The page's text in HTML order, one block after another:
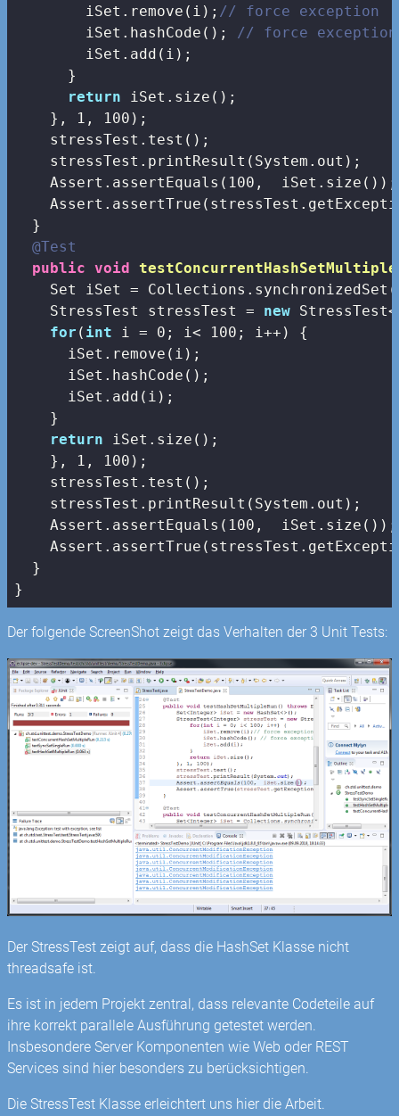
        iSet.remove(i);
// force exception
        iSet.hashCode();
// force exception
        iSet.add(i);
      }
return iSet.size();
    },
1 , 100 );
    stressTest.test();
    stressTest.printResult(System.out);
    Assert.assertEquals(
100 ,  iSet.size());
  }
@Test
public void
    Set
iSet = Collections.synchronizedSet(
    StressTest
stressTest = new
for ( int i = 0 ; i< 100 ; i++) {
      iSet.remove(i);
      iSet.hashCode();
      iSet.add(i);
    }
return iSet.size();
    },
1 , 100 );
    stressTest.test();
    stressTest.printResult(System.out);
    Assert.assertEquals(
100 ,  iSet.size());
  }
}
Der folgende ScreenShot zeigt das Verhalten der 3 Unit Tests:
Der StressTest zeigt auf, dass die HashSet Klasse nicht
threadsafe ist.
Es ist in jedem Projekt zentral, dass relevante Codeteile auf
ihre korrekt parallele Ausführung getestet werden.
Insbesondere Server Komponenten wie Web oder REST
Services sind hier besonders zu berücksichtigen.
Die StressTest Klasse erleichtert uns hier die Arbeit.